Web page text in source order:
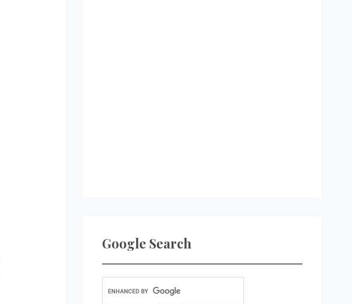
Google Search